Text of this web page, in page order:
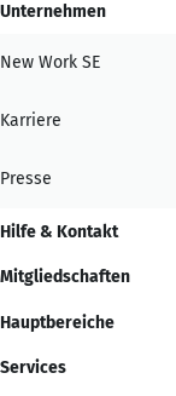
Unternehmen
New Work SE
Karriere
Presse
Hilfe & Kontakt
Mitgliedschaften
Hauptbereiche
Services